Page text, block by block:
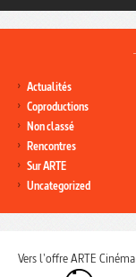
Actualités
Coproductions
Non classé
Rencontres
Sur ARTE
Uncategorized
Vers l'offre ARTE Cinéma